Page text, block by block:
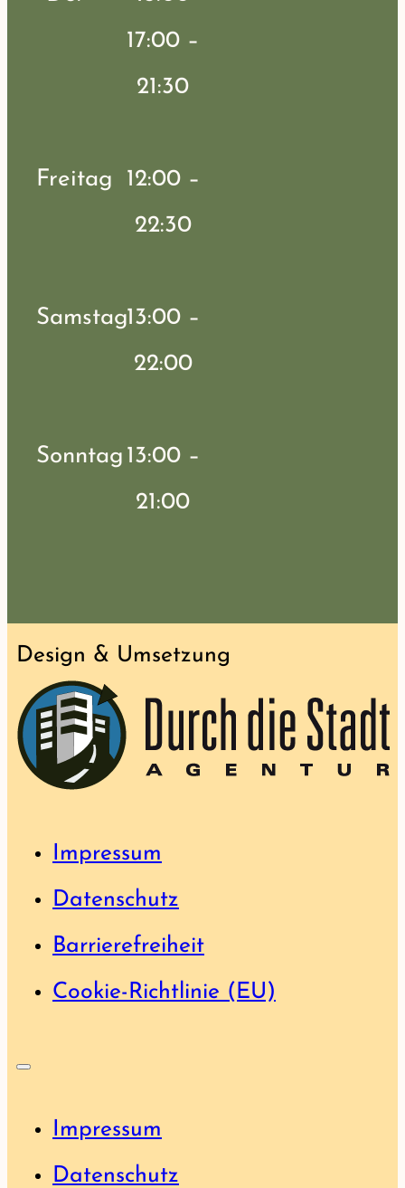
17:00 –
21:30
Freitag 12:00 –
22:30
Samstag13:00 –
22:00
Sonntag 13:00 –
21:00
Design & Umsetzung
Impressum
Datenschutz
Barrierefreiheit
Cookie-Richtlinie (EU)
Impressum
Datenschutz